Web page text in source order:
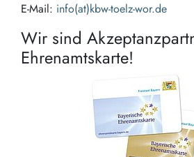
E-Mail: info(at)kbw-toelz-wor.de
Wir sind
Ehrenamtskarte!